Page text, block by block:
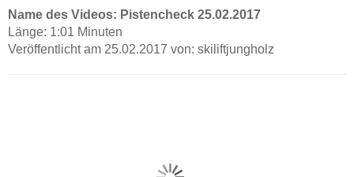
Name des Videos: Pistencheck 25.02.2017
Länge: 1:01 Minuten
Veröffentlicht am 25.02.2017 von: skiliftjungholz